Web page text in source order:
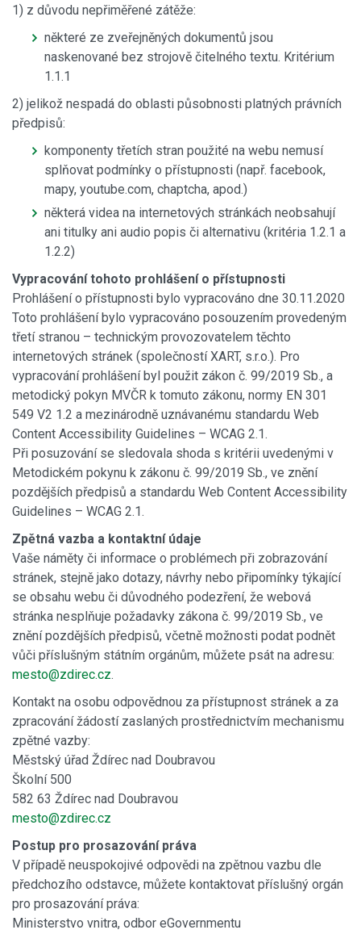
1) z důvodu nepřiměřené zátěže:
některé ze zveřejněných dokumentů jsou
naskenované bez strojově čitelného textu. Kritérium
1.1.1
2) jelikož nespadá do oblasti působnosti platných právních
předpisů:
komponenty třetích stran použité na webu nemusí
splňovat podmínky o přístupnosti (např. facebook,
mapy, youtube.com, chaptcha, apod.)
některá videa na internetových stránkách neobsahují
ani titulky ani audio popis či alternativu (kritéria 1.2.1 a
1.2.2)
Vypracování tohoto prohlášení o přístupnosti
Prohlášení o přístupnosti bylo vypracováno dne 30.11.2020
Toto prohlášení bylo vypracováno posouzením provedeným
třetí stranou – technickým provozovatelem těchto
internetových stránek (společností XART, s.r.o.). Pro
vypracování prohlášení byl použit zákon č. 99/2019 Sb., a
metodický pokyn MVČR k tomuto zákonu, normy EN 301
549 V2 1.2 a mezinárodně uznávanému standardu Web
Content Accessibility Guidelines – WCAG 2.1.
Při posuzování se sledovala shoda s kritérii uvedenými v
Metodickém pokynu k zákonu č. 99/2019 Sb., ve znění
pozdějších předpisů a standardu Web Content Accessibility
Guidelines – WCAG 2.1.
Zpětná vazba a kontaktní údaje
Vaše náměty či informace o problémech při zobrazování
stránek, stejně jako dotazy, návrhy nebo připomínky týkající
se obsahu webu či důvodného podezření, že webová
stránka nesplňuje požadavky zákona č. 99/2019 Sb., ve
znění pozdějších předpisů, včetně možnosti podat podnět
vůči příslušným státním orgánům, můžete psát na adresu:
mesto@zdirec.cz.
Kontakt na osobu odpovědnou za přístupnost stránek a za
zpracování žádostí zaslaných prostřednictvím mechanismu
zpětné vazby:
Městský úřad Ždírec nad Doubravou
Školní 500
582 63 Ždírec nad Doubravou
mesto@zdirec.cz
Postup pro prosazování práva
V případě neuspokojivé odpovědi na zpětnou vazbu dle
předchozího odstavce, můžete kontaktovat příslušný orgán
pro prosazování práva:
Ministerstvo vnitra, odbor eGovernmentu